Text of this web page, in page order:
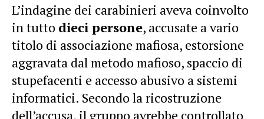
L’indagine dei carabinieri aveva coinvolto
in tutto dieci persone, accusate a vario
titolo di associazione mafiosa, estorsione
aggravata dal metodo mafioso, spaccio di
stupefacenti e accesso abusivo a sistemi
informatici. Secondo la ricostruzione
dell’accusa, il gruppo avrebbe controllato